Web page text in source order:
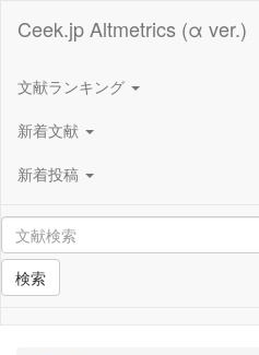
Ceek.jp Altmetrics (α ver.)
文献ランキング
新着文献
新着投稿
検索